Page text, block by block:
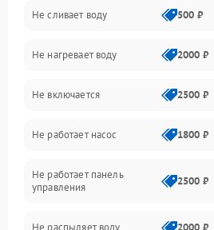
Электропитание
Датчики
Нагрев
Вода
Гигиена
Программное обеспечение
Не сливает воду 500 ₽
Не нагревает воду 2000 ₽
Не включается 2500 ₽
Не работает насос 1800 ₽
Не работает панель
управления
2500 ₽